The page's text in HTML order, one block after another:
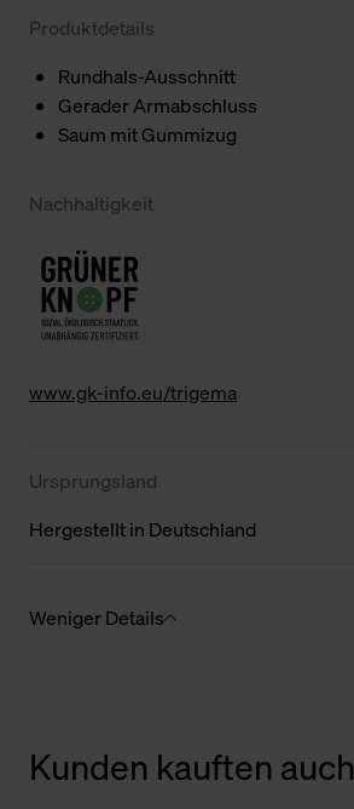
Produktdetails
Rundhals-Ausschnitt
Gerader Armabschluss
Saum mit Gummizug
Nachhaltigkeit
www.gk-info.eu/trigema
Ursprungsland
Hergestellt in Deutschland
Weniger Details
Kunden kauften auch